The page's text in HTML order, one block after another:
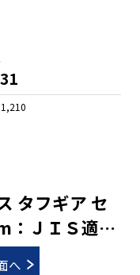
タフギア セ
：ＪＩＳ適合
へ